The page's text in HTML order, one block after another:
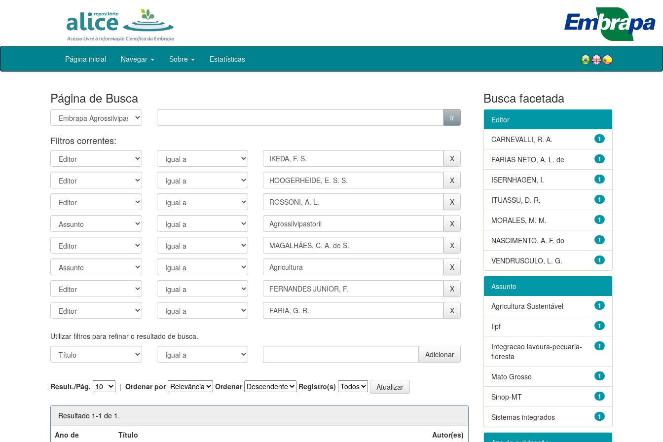
Skip
Página inicial Navegar Sobre Estatísticas
Página de Busca
Filtros correntes:
Utilizar filtros para refinar o resultado de busca.
Result./Pág. | Ordenar por Ordenar Registro(s)
Resultado 1-1 de 1.
Ano de
Título Autor(es)
Busca facetada
Editor
1
CARNEVALLI, R. A.
1
FARIAS NETO, A. L. de
1
ISERNHAGEN, I.
1
ITUASSU, D. R.
1
MORALES, M. M.
1
NASCIMENTO, A. F. do
1
VENDRUSCULO, L. G.
Assunto
1
Agricultura Sustentável
1
Ilpf
1
Integracao lavoura-pecuaria-
floresta
1
Mato Grosso
1
Sinop-MT
1
Sistemas integrados